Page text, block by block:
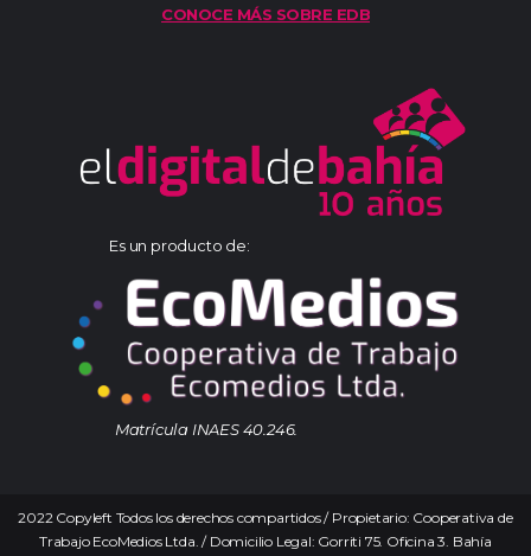
CONOCE MÁS SOBRE EDB
Es un producto de:
Matrícula INAES 40.246.
2022 Copyleft Todos los derechos compartidos / Propietario: Cooperativa de
Trabajo EcoMedios Ltda. / Domicilio Legal: Gorriti 75. Oficina 3. Bahía